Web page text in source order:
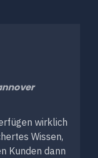
wirklich
Wissen,
Kunden dann